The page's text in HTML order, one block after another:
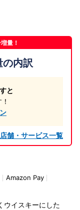
量！
の内訳
と
舗・サービス一覧
Amazon Pay
ウイスキーにした